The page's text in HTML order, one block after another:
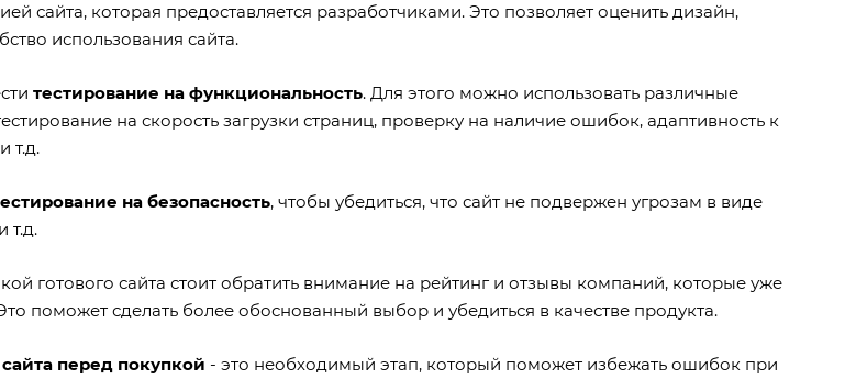
сайта, которая предоставляется разработчиками. Это позволяет оценить дизайн,
использования сайта.
тестирование на функциональность. Для этого можно использовать различные
на скорость загрузки страниц, проверку на наличие ошибок, адаптивность к
т.д.
на безопасность, чтобы убедиться, что сайт не подвержен угрозам в виде
т.д.
готового сайта стоит обратить внимание на рейтинг и отзывы компаний, которые уже
поможет сделать более обоснованный выбор и убедиться в качестве продукта.
перед покупкой - это необходимый этап, который поможет избежать ошибок при